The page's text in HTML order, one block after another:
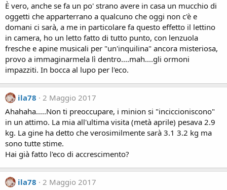
È vero, anche se fa un po' strano avere in casa un mucchio di
oggetti che apparterrano a qualcuno che oggi non c'è e
domani ci sarà, a me in particolare fa questo effetto il lettino
in camera, ho un letto fatto di tutto punto, con lenzuola
fresche e apine musicali per "un'inquilina" ancora misteriosa,
provo a immaginarmela lì dentro....mah....gli ormoni
impazziti. In bocca al lupo per l'eco.
ila78
2 Maggio 2017
Ahahaha.....Non ti preoccupare, i minion si "inciccioniscono"
in un attimo. La mia all'ultima visita (metà aprile) pesava 2.9
kg. La gine ha detto che verosimilmente sarà 3.1 3.2 kg ma
sono tutte stime.
Hai già fatto l'eco di accrescimento?
ila78
2 Maggio 2017